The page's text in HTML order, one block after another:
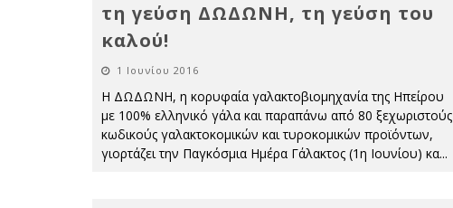
τη γεύση ΔΩΔΩΝΗ, τη γεύση του
καλού!
1 Ιουνίου 2016
Η ΔΩΔΩΝΗ, η κορυφαία γαλακτοβιομηχανία της Ηπείρου
με 100% ελληνικό γάλα και παραπάνω από 80 ξεχωριστούς
κωδικούς γαλακτοκομικών και τυροκομικών προϊόντων,
γιορτάζει την Παγκόσμια Ημέρα Γάλακτος (1η Ιουνίου) κα...